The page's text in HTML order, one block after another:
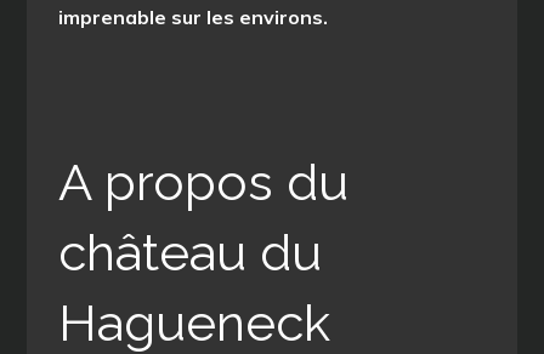
imprenable sur les environs.
A propos du
château du
Hagueneck